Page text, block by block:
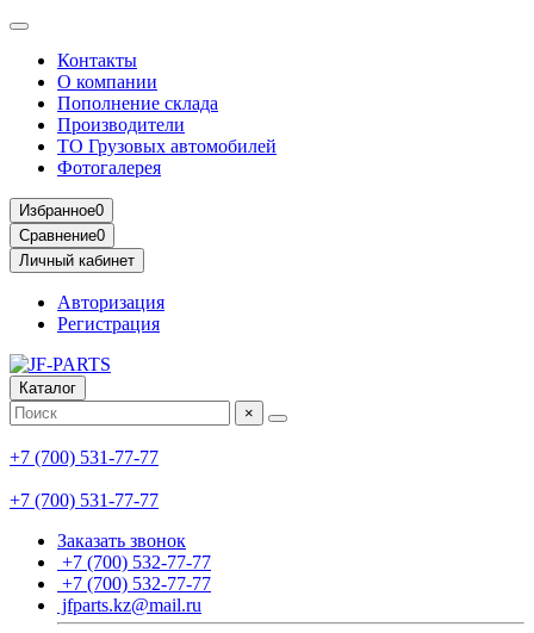
Контакты
О компании
Пополнение склада
Производители
ТО Грузовых автомобилей
Фотогалерея
Избранное0
Сравнение0
Личный кабинет
Авторизация
Регистрация
Каталог
×
+7 (700) 531-77-77
+7 (700) 531-77-77
Заказать звонок
+7 (700) 532-77-77
+7 (700) 532-77-77
jfparts.kz@mail.ru